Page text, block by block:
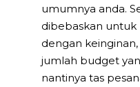
umumnya anda.
dibebaskan untuk
dengan
jumlah budget
nantinya tas